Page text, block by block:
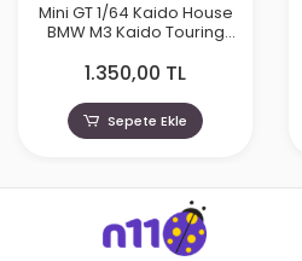
Mini GT 1/64 Kaido House
BMW M3 Kaido Touring
1.350,00 TL
Sepete Ekle